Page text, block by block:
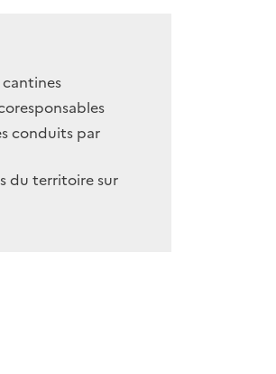
conduits par
du territoire sur